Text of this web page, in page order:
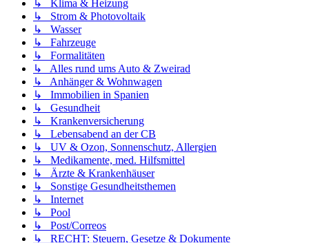
↳ Klima & Heizung
↳ Strom & Photovoltaik
↳ Wasser
↳ Fahrzeuge
↳ Formalitäten
↳ Alles rund ums Auto & Zweirad
↳ Anhänger & Wohnwagen
↳ Immobilien in Spanien
↳ Gesundheit
↳ Krankenversicherung
↳ Lebensabend an der CB
↳ UV & Ozon, Sonnenschutz, Allergien
↳ Medikamente, med. Hilfsmittel
↳ Ärzte & Krankenhäuser
↳ Sonstige Gesundheitsthemen
↳ Internet
↳ Pool
↳ Post/Correos
↳ RECHT: Steuern, Gesetze & Dokumente